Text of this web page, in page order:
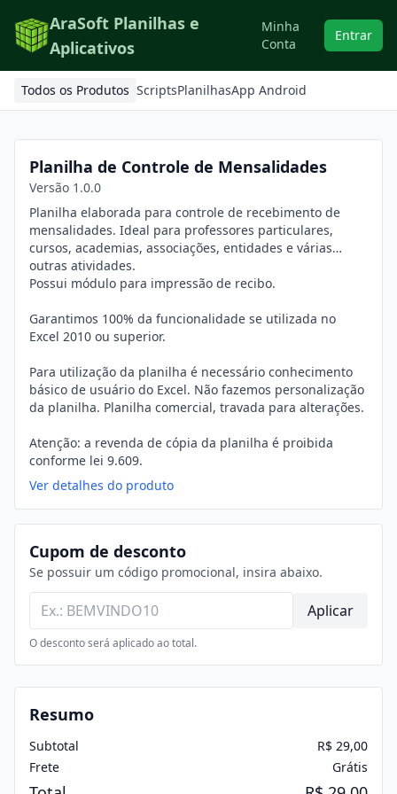
AraSoft Planilhas e
Aplicativos
Minha
Conta
Entrar
Todos os Produtos ScriptsPlanilhasApp Android
Planilha de Controle de Mensalidades
Versão 1.0.0
Planilha elaborada para controle de recebimento de
mensalidades. Ideal para professores particulares,
cursos, academias, associações, entidades e várias
outras atividades.
Possui módulo para impressão de recibo.
Garantimos 100% da funcionalidade se utilizada no
Excel 2010 ou superior.
Para utilização da planilha é necessário conhecimento
básico de usuário do Excel. Não fazemos personalização
da planilha. Planilha comercial, travada para alterações.
Atenção: a revenda de cópia da planilha é proibida
conforme lei 9.609.
Ver detalhes do produto
Cupom de desconto
Se possuir um código promocional, insira abaixo.
Aplicar
O desconto será aplicado ao total.
Resumo
Subtotal
R$ 29,00
Frete
Grátis